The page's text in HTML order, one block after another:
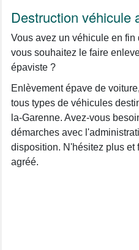
Destruction véhicule
Vous avez un véhicule en
vous souhaitez le faire
épaviste ?
Enlèvement épave de
tous types de véhicules
la-Garenne. Avez-vous
démarches avec
disposition. N'hésitez plus et
agréé.